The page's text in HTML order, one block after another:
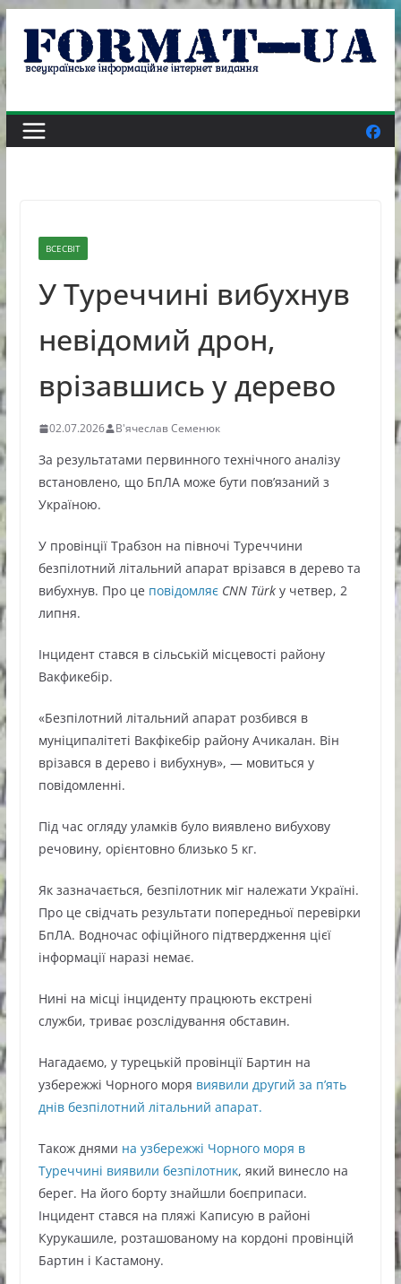
Skip
content
ВСЕСВІТ
У Туреччині вибухнув
невідомий дрон,
врізавшись у дерево
02.07.2026 В'ячеслав Семенюк
За результатами первинного технічного аналізу
встановлено, що БпЛА може бути пов’язаний з
Україною.
У провінції Трабзон на півночі Туреччини
безпілотний літальний апарат врізався в дерево та
вибухнув. Про це повідомляє CNN Türkу четвер, 2
липня.
Інцидент стався в сільській місцевості району
Вакфикебір.
«Безпілотний літальний апарат розбився в
муніципалітеті Вакфікебір району Ачикалан. Він
врізався в дерево і вибухнув», — мовиться у
повідомленні.
Під час огляду уламків було виявлено вибухову
речовину, орієнтовно близько 5 кг.
Як зазначається, безпілотник міг належати Україні.
Про це свідчать результати попередньої перевірки
БпЛА. Водночас офіційного підтвердження цієї
інформації наразі немає.
Нині на місці інциденту працюють екстрені
служби, триває розслідування обставин.
Нагадаємо, у турецькій провінції Бартин на
узбережжі Чорного моря виявили другий за п’ять
днів безпілотний літальний апарат.
Також днями на узбережжі Чорного моря в
Туреччині виявили безпілотник, який винесло на
берег. На його борту знайшли боєприпаси.
Інцидент стався на пляжі Каписую в районі
Курукашиле, розташованому на кордоні провінцій
Бартин і Кастамону.